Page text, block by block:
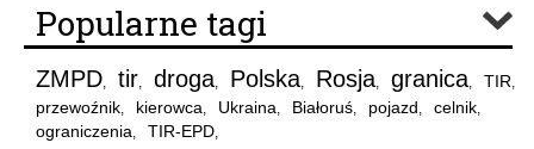
Popularne tagi
ZMPD, tir, droga, Polska, Rosja, granica, TIR,
przewoźnik, kierowca, Ukraina, Białoruś, pojazd, celnik,
ograniczenia, TIR-EPD,